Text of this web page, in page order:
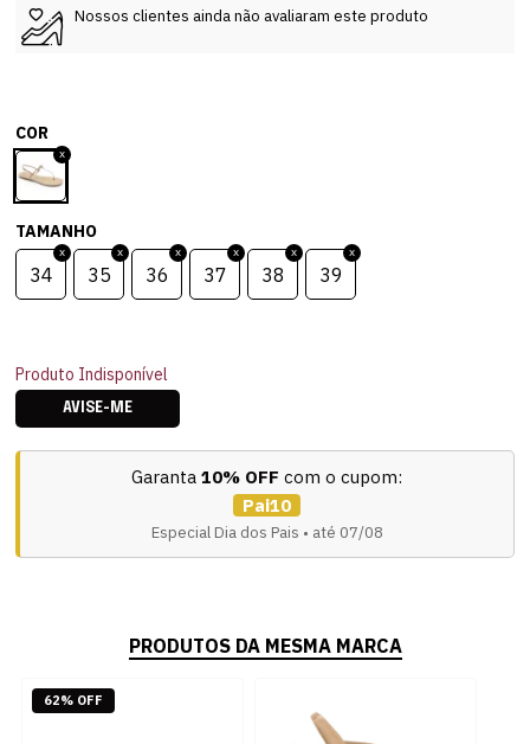
Nossos clientes ainda não avaliaram este produto
COR
TAMANHO
34 35 36 37 38 39
Produto Indisponível
AVISE-ME
Garanta 10% OFF com o cupom:
Pai10
Especial Dia dos Pais • até 07/08
PRODUTOS DA MESMA MARCA
62% OFF